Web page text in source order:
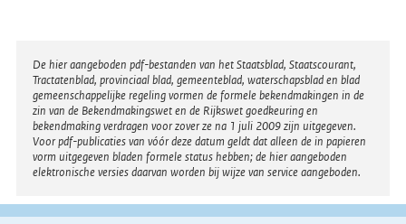
Disclaimer
De hier aangeboden pdf-bestanden van het Staatsblad, Staatscourant,
Tractatenblad, provinciaal blad, gemeenteblad, waterschapsblad en blad
gemeenschappelijke regeling vormen de formele bekendmakingen in de
zin van de Bekendmakingswet en de Rijkswet goedkeuring en
bekendmaking verdragen voor zover ze na 1 juli 2009 zijn uitgegeven.
Voor pdf-publicaties van vóór deze datum geldt dat alleen de in papieren
vorm uitgegeven bladen formele status hebben; de hier aangeboden
elektronische versies daarvan worden bij wijze van service aangeboden.